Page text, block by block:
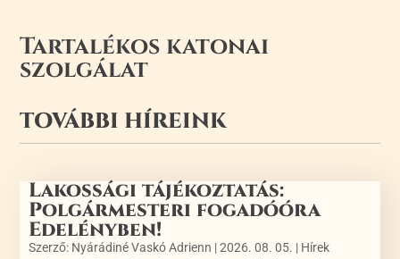
Tartalékos katonai
szolgálat
TOVÁBBI HÍREINK
Lakossági tájékoztatás:
Polgármesteri fogadóóra
Edelényben!
Szerző: Nyárádiné Vaskó Adrienn |2026. 08. 05. | Hírek